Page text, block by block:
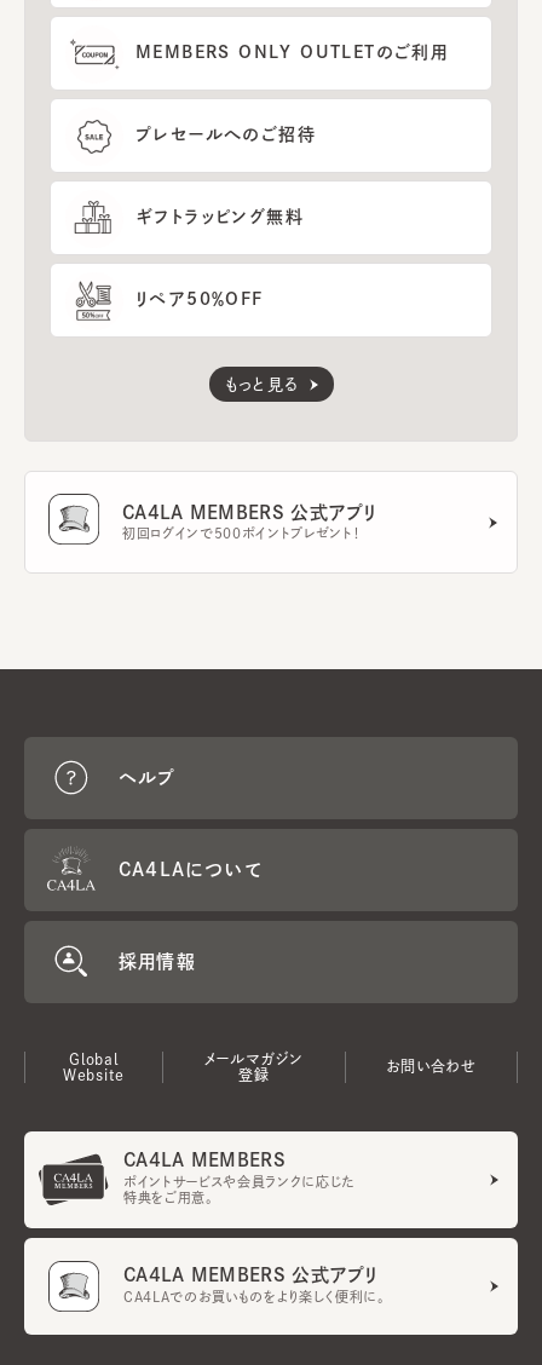
MEMBERS ONLY OUTLETのご利用
プレセールへのご招待
ギフトラッピング無料
リペア50％OFF
もっと見る
CA4LA MEMBERS 公式アプリ
初回ログインで500ポイントプレゼント！
ヘルプ
CA4LAについて
採用情報
Global
Website
メールマガジン
登録
お問い合わせ
CA4LA MEMBERS
ポイントサービスや会員ランクに応じた
特典をご用意。
CA4LA MEMBERS 公式アプリ
CA4LAでのお買いものをより楽しく便利に。